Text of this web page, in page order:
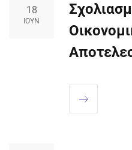
18
ΙΟΎΝ